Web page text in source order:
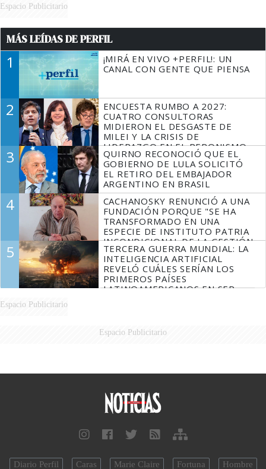
Espacio Publicitario
MÁS LEÍDAS DE PERFIL
1
¡MIRÁ EN VIVO +PERFIL!: UN
CANAL CON GENTE QUE PIENSA
2
ENCUESTA RUMBO A 2027:
CUATRO CONSULTORAS
MIDIERON EL DESGASTE DE
MILEI Y LA CRISIS DE
LIDERAZGO EN EL PERONISMO
3
QUIRNO RECONOCIÓ QUE EL
GOBIERNO DE LULA SOLICITÓ
EL RETIRO DEL EMBAJADOR
ARGENTINO EN BRASIL
4
CACHANOSKY RENUNCIÓ A UNA
FUNDACIÓN PORQUE "SE HA
TRANSFORMADO EN UNA
ESPECIE DE INSTITUTO PATRIA
INCONDICIONAL DE LA GESTIÓN
DE MILEI"
5
TERCERA GUERRA MUNDIAL: LA
INTELIGENCIA ARTIFICIAL
REVELÓ CUÁLES SERÍAN LOS
PRIMEROS PAÍSES
LATINOAMERICANOS EN SER
Espacio Publicitario
Espacio Publicitario
Diario Perfil Caras Marie Claire Fortuna Hombre